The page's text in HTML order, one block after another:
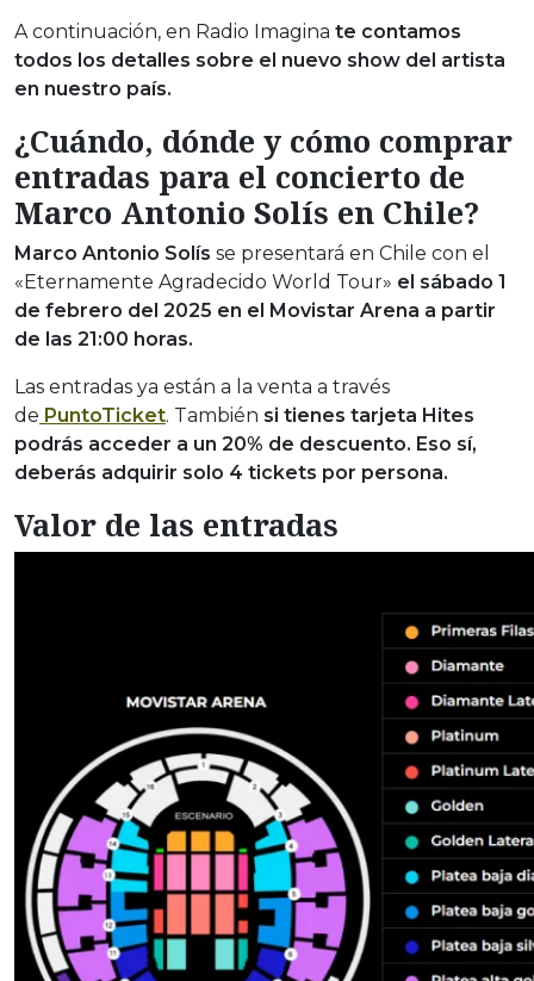
A continuación, en Radio Imagina te contamos
todos los detalles sobre el nuevo show del artista
en nuestro país.
¿Cuándo, dónde y cómo comprar
entradas para el concierto de
Marco Antonio Solís en Chile?
Marco Antonio Solís se presentará en Chile con el
«Eternamente Agradecido World Tour» el sábado 1
de febrero del 2025 en el Movistar Arena a partir
de las 21:00 horas.
Las entradas ya están a la venta a través
de PuntoTicket. También si tienes tarjeta Hites
podrás acceder a un 20% de descuento. Eso sí,
deberás adquirir solo 4 tickets por persona.
Valor de las entradas